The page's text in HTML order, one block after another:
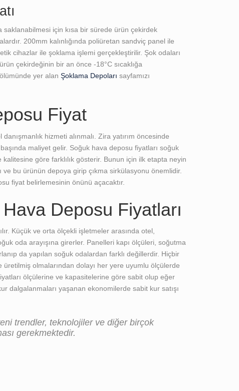
saklanabilmesi için kısa bir sürede ürün çekirdek
200mm kalınlığında poliüretan sandviç panel ile
cihazlar ile şoklama işlemi gerçekleştirilir. Şok odaları
çekirdeğinin bir an önce -18°C sıcaklığa
yer alan Şoklama Depoları sayfamızı
Fiyat
hizmeti alınmalı. Zira yatırım öncesinde
maliyet gelir. Soğuk hava deposu fiyatları soğuk
göre farklılık gösterir. Bunun için ilk etapta neyin
bu ürünün depoya girip çıkma sirkülasyonu önemlidir.
fiyat belirlemesinin önünü açacaktır.
Deposu Fiyatları
Küçük ve orta ölçekli işletmeler arasında otel,
oda arayışına girerler. Panelleri kapı ölçüleri, soğutma
da yapılan soğuk odalardan farklı değillerdir. Hiçbir
üretilmiş olmalarından dolayı her yere uyumlu ölçülerde
ölçülerine ve kapasitelerine göre sabit olup eğer
dalgalanmaları yaşanan ekonomilerde sabit kur satışı
trendler, teknolojiler ve diğer birçok
gerekmektedir.